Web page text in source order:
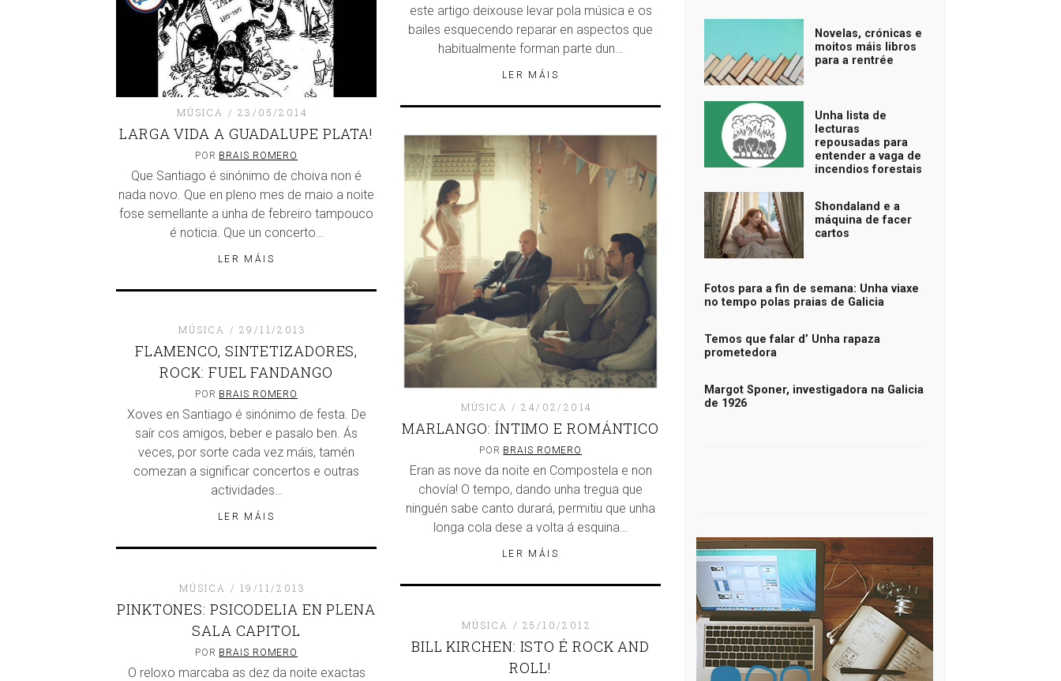
MÚSICA 23/05/2014
LARGA VIDA A GUADALUPE PLATA!
POR BRAIS ROMERO
Que Santiago é sinónimo de choiva non é
nada novo. Que en pleno mes de maio a noite
fose semellante a unha de febreiro tampouco
é noticia. Que un concerto…
LER MÁIS
este artigo deixouse levar pola música e os
bailes esquecendo reparar en aspectos que
habitualmente forman parte dun…
LER MÁIS
MÚSICA 24/02/2014
MARLANGO: ÍNTIMO E ROMÁNTICO
POR BRAIS ROMERO
Eran as nove da noite en Compostela e non
chovía! O tempo, dando unha tregua que
ninguén sabe canto durará, permitiu que unha
longa cola dese a volta á esquina…
LER MÁIS
MÚSICA 29/11/2013
FLAMENCO, SINTETIZADORES,
ROCK: FUEL FANDANGO
POR BRAIS ROMERO
Xoves en Santiago é sinónimo de festa. De
saír cos amigos, beber e pasalo ben. Ás
veces, por sorte cada vez máis, tamén
comezan a significar concertos e outras
actividades…
LER MÁIS
MÚSICA 19/11/2013
PINKTONES: PSICODELIA EN PLENA
SALA CAPITOL
POR BRAIS ROMERO
O reloxo marcaba as dez da noite exactas
MÚSICA 25/10/2012
BILL KIRCHEN: ISTO É ROCK AND
ROLL!
Novelas, crónicas e
moitos máis libros
para a rentrée
Unha lista de
lecturas
repousadas para
entender a vaga de
incendios forestais
Shondaland e a
máquina de facer
cartos
Fotos para a fin de semana: Unha viaxe
no tempo polas praias de Galicia
Temos que falar d’ Unha rapaza
prometedora
Margot Sponer, investigadora na Galicia
de 1926